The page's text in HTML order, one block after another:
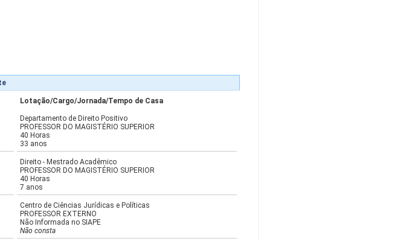
Lotação/Cargo/Jornada/Tempo de Casa
Departamento de Direito Positivo
PROFESSOR DO MAGISTÉRIO SUPERIOR
40 Horas
33 anos
Direito - Mestrado Acadêmico
PROFESSOR DO MAGISTÉRIO SUPERIOR
40 Horas
7 anos
Centro de Ciências Jurídicas e Políticas
PROFESSOR EXTERNO
Não Informada no SIAPE
Não consta